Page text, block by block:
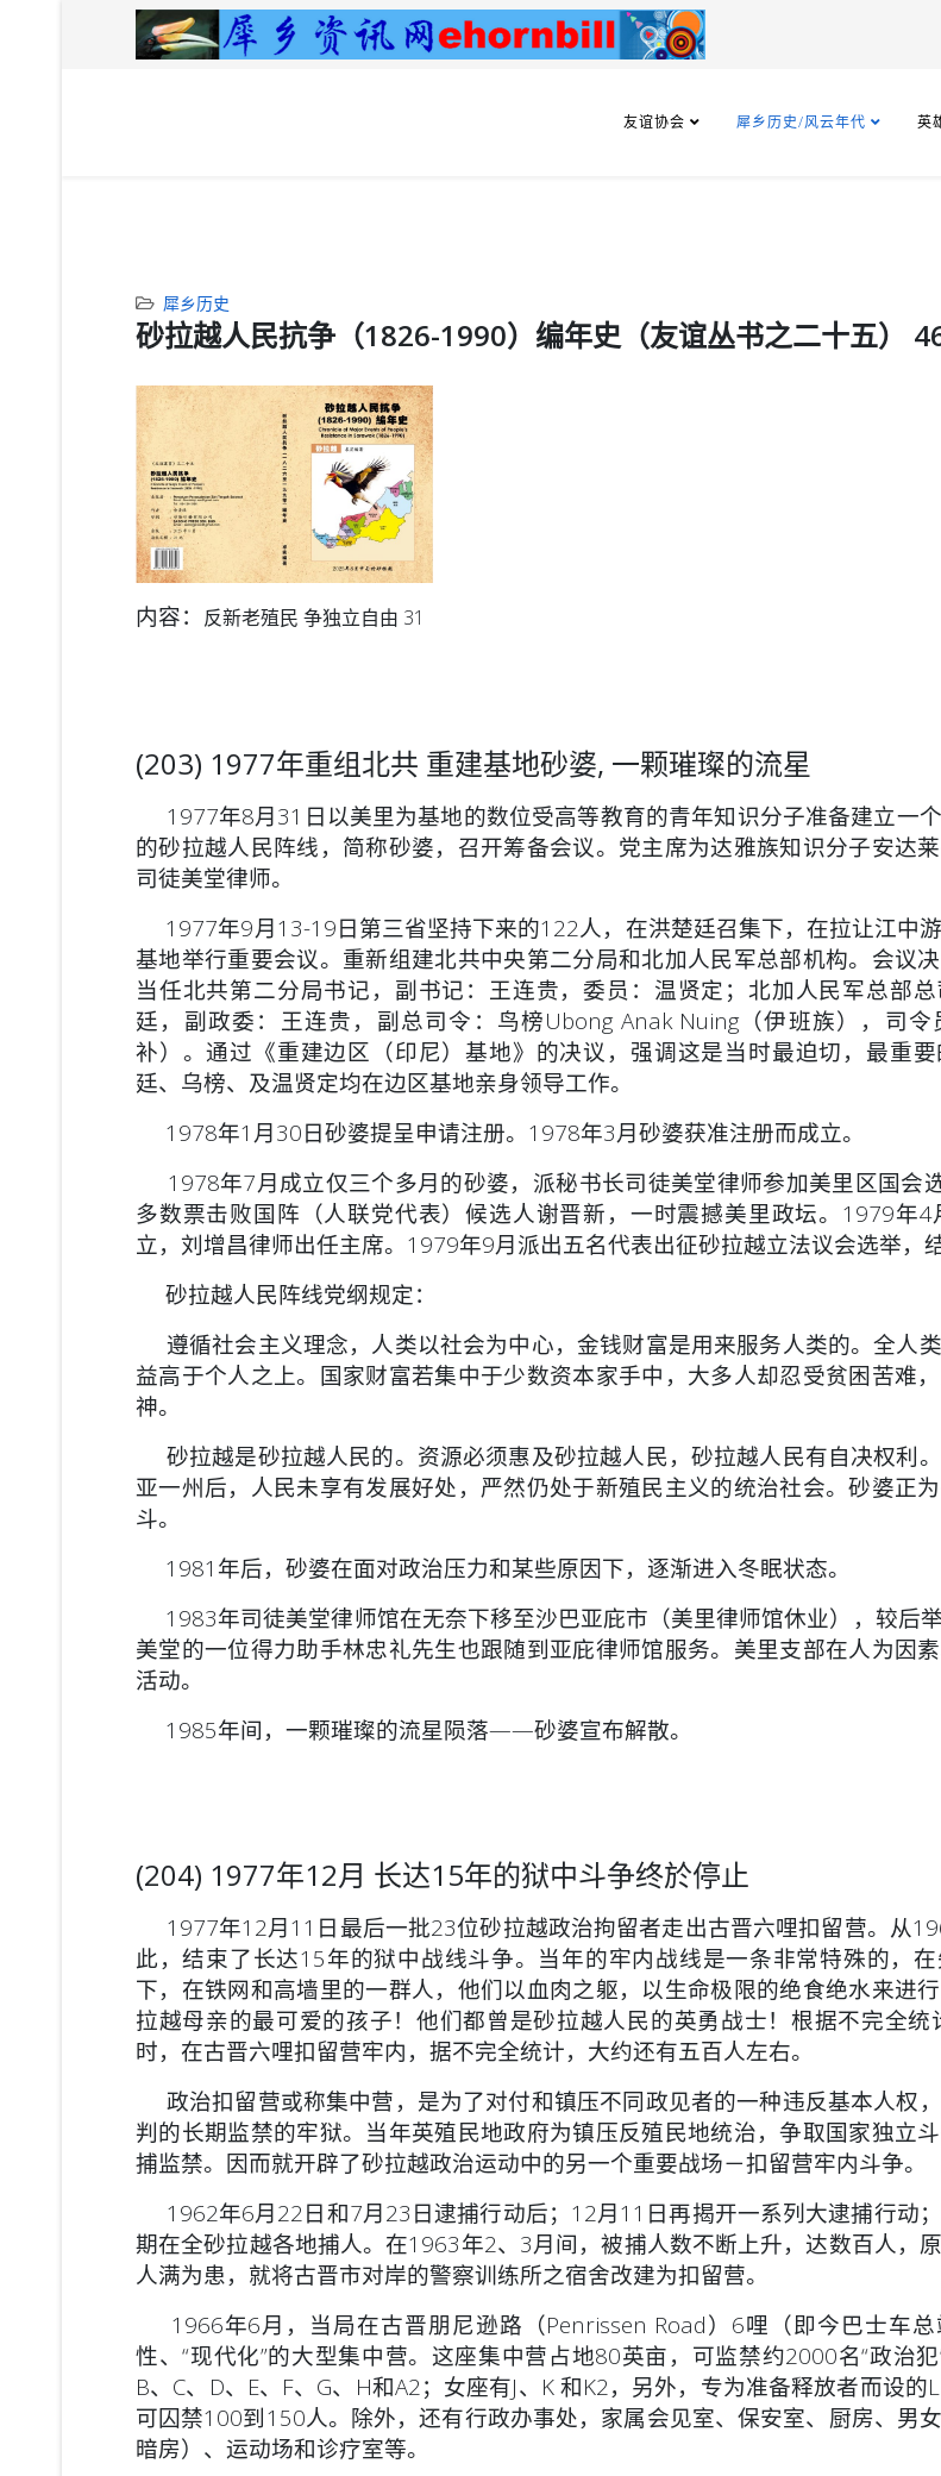
友谊协会 犀乡历史/风云年代 英
犀乡历史
砂拉越人民抗争（1826-1990）编年史（友谊丛书之二十五）
内容： 反新老殖民 争独立自由 31
(203) 1977年重组北共 重建基地砂婆, 一颗璀璨的流星
1977年8月31日以美里为基地的数位受高等教育的青年知识分子准备建立一
的砂拉越人民阵线，简称砂婆，召开筹备会议。党主席为达雅族知识分子安达
司徒美堂律师。
1977年9月13-19日第三省坚持下来的122人，在洪楚廷召集下，在拉让江中
基地举行重要会议。重新组建北共中央第二分局和北加人民军总部机构。会议
当任北共第二分局书记，副书记：王连贵，委员：温贤定；北加人民军总部
廷，副政委：王连贵，副总司令：鸟榜Ubong Anak Nuing（伊班族），司令
补）。通过《重建边区（印尼）基地》的决议，强调这是当时最迫切，最重
廷、乌榜、及温贤定均在边区基地亲身领导工作。
1978年1月30日砂婆提呈申请注册。1978年3月砂婆获准注册而成立。
1978年7月成立仅三个多月的砂婆，派秘书长司徒美堂律师参加美里区国会
多数票击败国阵（人联党代表）候选人谢晋新，一时震撼美里政坛。1979年
立，刘增昌律师出任主席。1979年9月派出五名代表出征砂拉越立法议会选举，结
砂拉越人民阵线党纲规定：
遵循社会主义理念，人类以社会为中心，金钱财富是用来服务人类的。全人
益高于个人之上。国家财富若集中于少数资本家手中，大多人却忍受贫困苦难
神。
砂拉越是砂拉越人民的。资源必须惠及砂拉越人民，砂拉越人民有自决权利
亚一州后，人民未享有发展好处，严然仍处于新殖民主义的统治社会。砂婆正
斗。
1981年后，砂婆在面对政治压力和某些原因下，逐渐进入冬眠状态。
1983年司徒美堂律师馆在无奈下移至沙巴亚庇市（美里律师馆休业），较后
美堂的一位得力助手林忠礼先生也跟随到亚庇律师馆服务。美里支部在人为因
活动。
1985年间，一颗璀璨的流星陨落——砂婆宣布解散。
(204) 1977年12月 长达15年的狱中斗争终於停止
1977年12月11日最后一批23位砂拉越政治拘留者走出古晋六哩扣留营。从
此，结束了长达15年的狱中战线斗争。当年的牢内战线是一条非常特殊的，
下，在铁网和高墙里的一群人，他们以血肉之躯，以生命极限的绝食绝水来进
拉越母亲的最可爱的孩子！他们都曾是砂拉越人民的英勇战士！根据不完全统
时，在古晋六哩扣留营牢内，据不完全统计，大约还有五百人左右。
政治扣留营或称集中营，是为了对付和镇压不同政见者的一种违反基本人权
判的长期监禁的牢狱。当年英殖民地政府为镇压反殖民地统治，争取国家独立
捕监禁。因而就开辟了砂拉越政治运动中的另一个重要战场－扣留营牢内斗争。
1962年6月22日和7月23日逮捕行动后；12月11日再揭开一系列大逮捕行动
期在全砂拉越各地捕人。在1963年2、3月间，被捕人数不断上升，达数百人，
人满为患，就将古晋市对岸的警察训练所之宿舍改建为扣留营。
1966年6月，当局在古晋朋尼逊路（Penrissen Road）6哩（即今巴士车总
性、“现代化”的大型集中营。这座集中营占地80英亩，可监禁约2000名“政治犯
B、C、D、E、F、G、H和A2；女座有J、K 和K2，另外，专为准备释放者而设的
可囚禁100到150人。除外，还有行政办事处，家属会见室、保安室、厨房、男女
暗房）、运动场和诊疗室等。